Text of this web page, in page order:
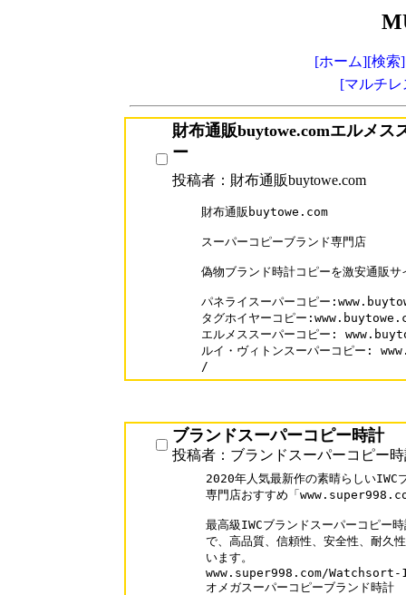
[ホーム][検索]
[マルチ
財布通販buytowe.comエルメス
ー
投稿者：財布通販buytowe.com
財布通販buytowe.com
スーパーコピーブランド専門店
偽物ブランド時計コピーを激安通販
パネライスーパーコピー
タグホイヤーコピー
エルメススーパーコピー:
ルイ・ヴィトンスーパーコピー:
/
ブランドスーパーコピー時計
投稿者：ブランドスーパーコピー
2020年人気最新作の素晴らしいIWC
専門店おすすめ「
最高級IWCブランドスーパーコピー
で、高品質、信頼性、安全性、耐久
います。
www.super998.com/
オメガスーパーコピーブランド時計